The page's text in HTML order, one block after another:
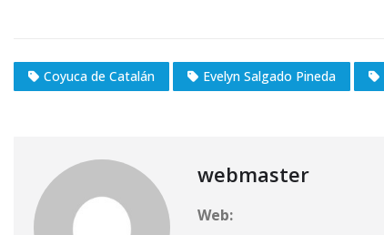
Coyuca de Catalán Evelyn Salgado Pineda
webmaster
Web: